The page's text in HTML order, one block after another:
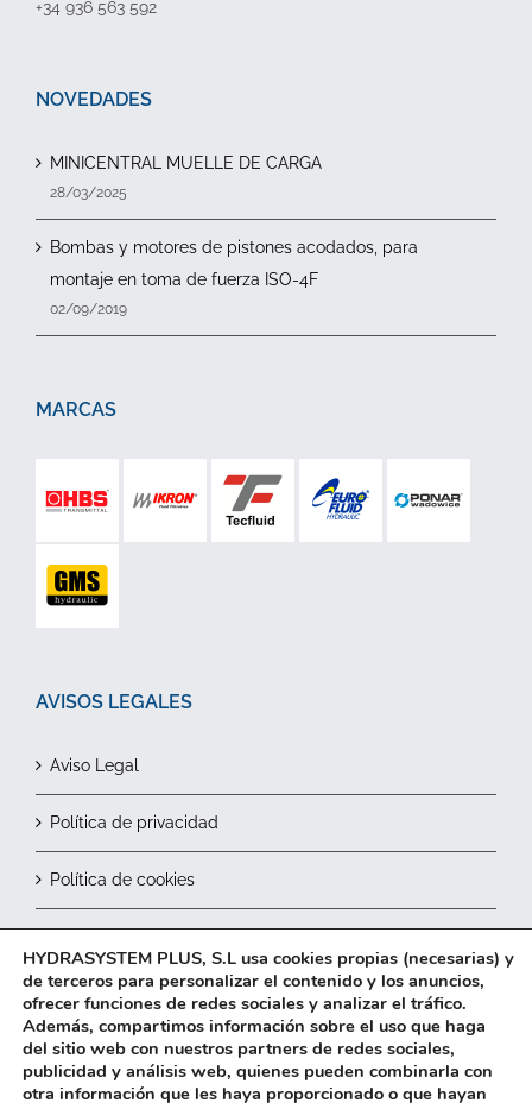
+34 936 563 592
NOVEDADES
MINICENTRAL MUELLE DE CARGA
28/03/2025
Bombas y motores de pistones acodados, para
montaje en toma de fuerza ISO-4F
02/09/2019
MARCAS
AVISOS LEGALES
Aviso Legal
Política de privacidad
Política de cookies
HYDRASYSTEM PLUS, S.L usa cookies propias (necesarias) y
de terceros para personalizar el contenido y los anuncios,
ofrecer funciones de redes sociales y analizar el tráfico.
Además, compartimos información sobre el uso que haga
del sitio web con nuestros partners de redes sociales,
publicidad y análisis web, quienes pueden combinarla con
otra información que les haya proporcionado o que hayan